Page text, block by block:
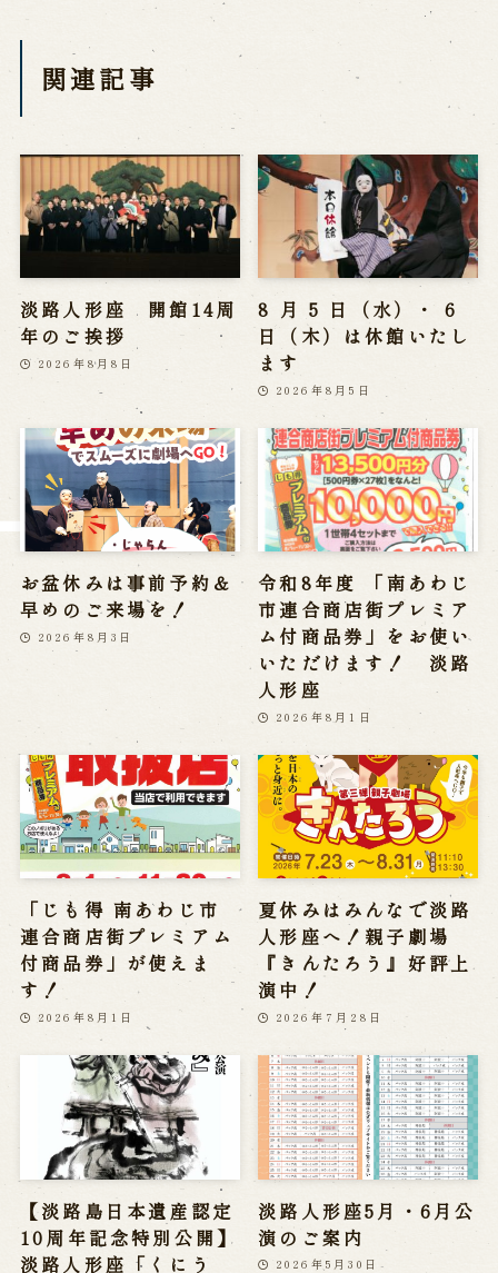
予約
メールフォームから予約
求人情報
※株式会社うずのくに南あわじの求人情報ページへ移動します
関連施設
通販サイトうずのくに
道の駅うずしお
うずの丘大鳴門橋記念館
関連記事
淡路人形座 開館14周
年のご挨拶
2026年8月8日
8 月 5 日（水）・ 6
日（木）は休館いたし
ます
2026年8月5日
お盆休みは事前予約＆
早めのご来場を！
2026年8月3日
令和8年度 「南あわじ
市連合商店街プレミア
ム付商品券」をお使い
いただけます！ 淡路
人形座
2026年8月1日
「じも得 南あわじ市
連合商店街プレミアム
付商品券」が使えま
す！
2026年8月1日
夏休みはみんなで淡路
人形座へ！親子劇場
『きんたろう』好評上
演中！
2026年7月28日
【淡路島日本遺産認定
10周年記念特別公開】
淡路人形座「くにう
淡路人形座5月・6月公
演のご案内
2026年5月30日